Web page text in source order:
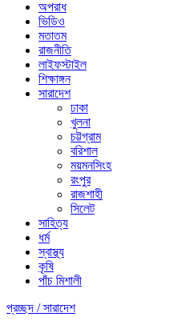
অপরাধ
ভিডিও
মতাতম
রাজনীতি
লাইফস্টাইল
শিক্ষাঙ্গন
সারাদেশ
ঢাকা
খুলনা
চট্টগ্রাম
বরিশাল
ময়মনসিংহ
রংপুর
রাজশাহী
সিলেট
সাহিত্য
ধর্ম
স্বাস্থ্য
কৃষি
পাঁচ মিশালী
প্রচ্ছদ /সারাদেশ